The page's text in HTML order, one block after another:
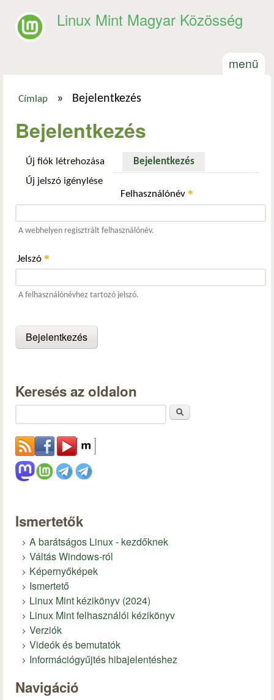
Linux Mint Magyar Közösség
menü
Címlap » Bejelentkezés
Bejelentkezés
Új fiók létrehozása Bejelentkezés(aktív fül)
Új jelszó igénylése
Felhasználónév*
A webhelyen regisztrált felhasználónév.
Jelszó *
A felhasználónévhez tartozó jelszó.
Keresés az oldalon
Ismertetők
A barátságos Linux - kezdőknek
Váltás Windows-ról
Képernyőképek
Ismertető
Linux Mint kézikönyv (2024)
Linux Mint felhasználói kézikönyv
Verziók
Videók és bemutatók
Információgyűjtés hibajelentéshez
Navigáció